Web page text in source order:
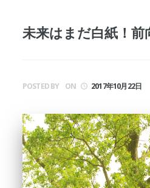
未来はまだ白紙！前
POSTED BY ON 2017年10月22日